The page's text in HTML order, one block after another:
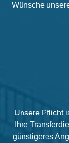
Wünsche
Unsere Pflicht
Ihre
günstigeres